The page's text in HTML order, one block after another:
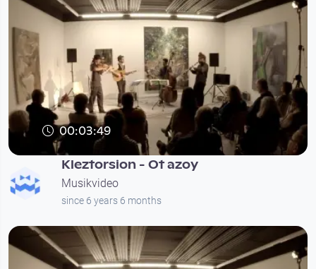
00:03:49
Kleztorsion - Ot azoy
Musikvideo
since 6 years 6 months